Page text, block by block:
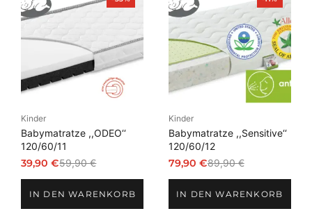
im
Kinder
Babymatratze ,,ODEO‘‘
120/60/11
59,90€
Ursprünglicher
war:
39,90€
Aktueller
ist:IN DEN WARENKORB
im
Angebot
Kinder
Babymatratze ,,Sensitive‘‘
120/60/12
89,90€
Ursprünglicher
war:
79,90 €
Aktueller
ist:IN DEN WARENKORB